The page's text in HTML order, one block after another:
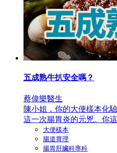
五成熟牛扒安全嗎？
蔡偉樂醫生
陳小姐，你的大便樣本化
這一次腸胃炎的元兇。你
大便樣本
腸道胃理
腸胃肝臟科專科